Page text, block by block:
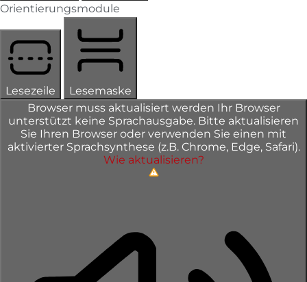
Orientierungsmodule
Lesezeile
Lesemaske
Browser muss aktualisiert werden Ihr Browser
unterstützt keine Sprachausgabe. Bitte aktualisieren
Sie Ihren Browser oder verwenden Sie einen mit
aktivierter Sprachsynthese (z.B. Chrome, Edge, Safari).
Wie aktualisieren?